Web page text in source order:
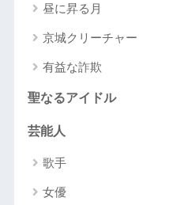
昼に昇る月
京城クリーチャー
有益な詐欺
聖なるアイドル
芸能人
歌手
女優